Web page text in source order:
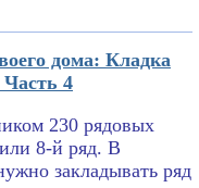
дома: Кладка
4
230 рядовых
8-й ряд. В
закладывать ряд